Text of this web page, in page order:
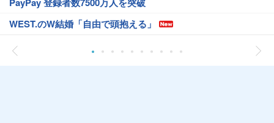
WEST.のW結婚「自由で頭抱える」